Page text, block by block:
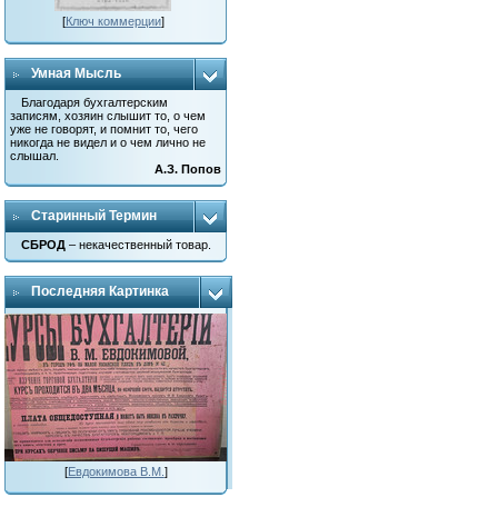
[Ключ коммерции]
Умная Мысль
Благодаря бухгалтерским
записям, хозяин слышит то, о чем
уже не говорят, и помнит то, чего
никогда не видел и о чем лично не
слышал.
А.З. Попов
Старинный Термин
СБРОД – некачественный товар.
Последняя Картинка
[Евдокимова В.М. ]